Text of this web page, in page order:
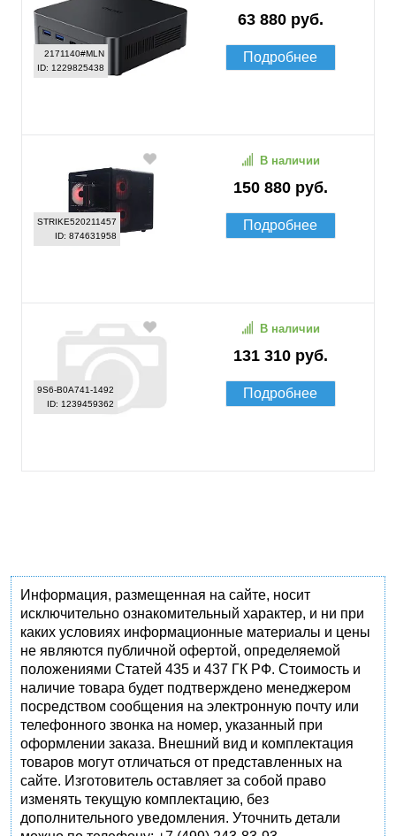
2171140#MLN
ID: 1229825438
63 880 руб.
Подробнее
STRIKE520211457
ID: 874631958
150 880 руб.
В наличии
Подробнее
9S6-B0A741-1492
ID: 1239459362
131 310 руб.
В наличии
Подробнее
Информация, размещенная на сайте, носит
исключительно ознакомительный характер, и ни при
каких условиях информационные материалы и цены
не являются публичной офертой, определяемой
положениями Статей 435 и 437 ГК РФ. Стоимость и
наличие товара будет подтверждено менеджером
посредством сообщения на электронную почту или
телефонного звонка на номер, указанный при
оформлении заказа. Внешний вид и комплектация
товаров могут отличаться от представленных на
сайте. Изготовитель оставляет за собой право
изменять текущую комплектацию, без
дополнительного уведомления. Уточнить детали